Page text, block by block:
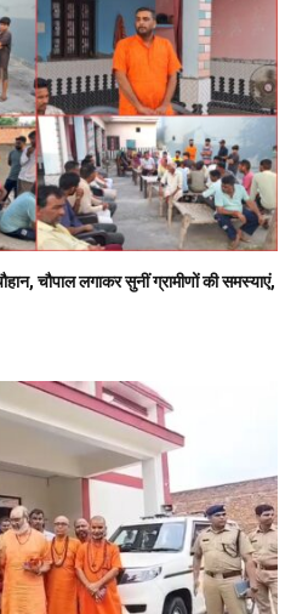
चौपाल लगाकर सुनीं ग्रामीणों की समस्याएं,